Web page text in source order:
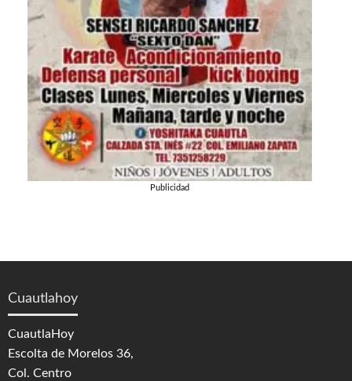
Publicidad
Cuautlahoy
CuautlaHoy
Escolta de Morelos 36,
Col. Centro